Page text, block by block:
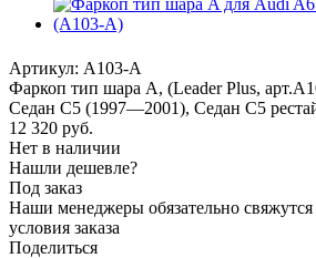
Артикул: A103-A
Фаркоп тип шара A, (Leader Plus,
Седан C5 (1997—2001), Седан C5
12 320 руб.
Нет в наличии
Нашли дешевле?
Под заказ
Наши менеджеры обязательно
условия заказа
Поделиться